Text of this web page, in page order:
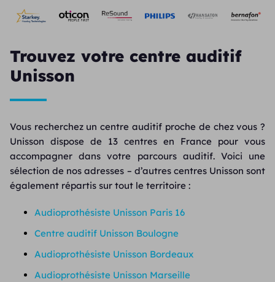
Trouvez votre centre auditif
Unisson
Vous recherchez un centre auditif proche de chez vous ?
Unisson dispose de 13 centres en France pour vous
accompagner dans votre parcours auditif. Voici une
sélection de nos adresses – d’autres centres Unisson sont
également répartis sur tout le territoire :
Audioprothésiste Unisson Paris 16
Centre auditif Unisson Boulogne
Audioprothésiste Unisson Bordeaux
Audioprothésiste Unisson Marseille